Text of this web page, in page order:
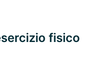
fisico